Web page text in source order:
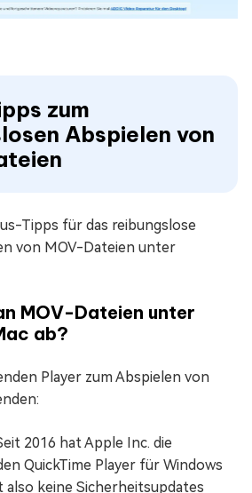
zum
Abspielen von
Tipps für das reibungslose
von MOV-Dateien unter
MOV-Dateien unter
ab?
Player zum Abspielen von
2016 hat Apple Inc. die
QuickTime Player für Windows
keine Sicherheitsupdates